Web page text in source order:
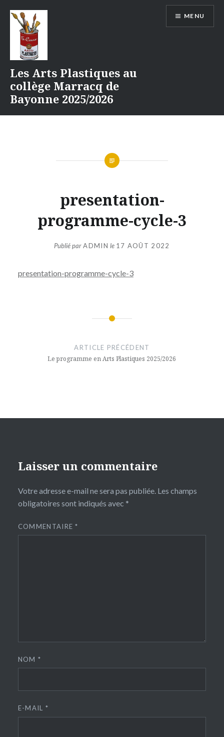
contenu
Les Arts Plastiques au
collège Marracq de
Bayonne 2025/2026
MENU
presentation-
programme-cycle-3
Publié parADMIN le 17 AOÛT 2022
presentation-programme-cycle-3
l’article
ARTICLE PRÉCÉDENT
Le programme en Arts Plastiques 2025/2026
Laisser un commentaire
Votre adresse e-mail ne sera pas publiée. Les champs
obligatoires sont indiqués avec *
COMMENTAIRE*
NOM*
E-MAIL *